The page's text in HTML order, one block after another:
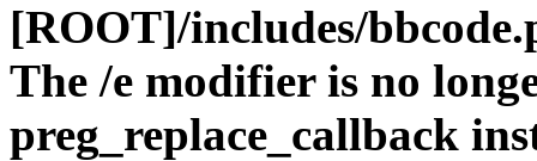
[ROOT]/includes/
The /e modifier is no
preg_replace_callback